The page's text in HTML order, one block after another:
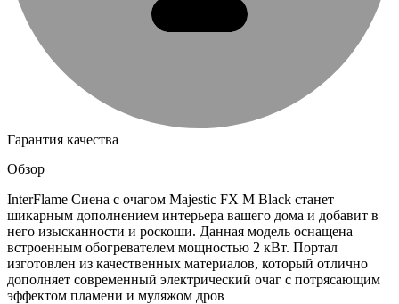
Гарантия качества
Обзор
InterFlame Сиена с очагом Majestic FX M Black станет
шикарным дополнением интерьера вашего дома и добавит в
него изысканности и роскоши. Данная модель оснащена
встроенным обогревателем мощностью 2 кВт. Портал
изготовлен из качественных материалов, который отлично
дополняет современный электрический очаг с потрясающим
эффектом пламени и муляжом дров